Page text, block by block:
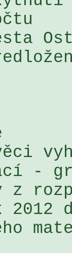
10
-